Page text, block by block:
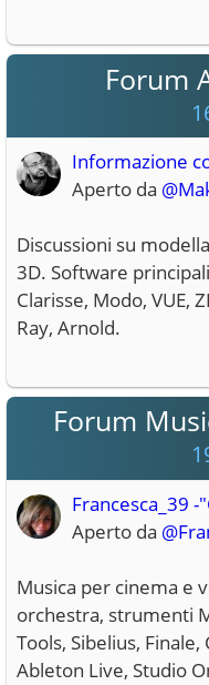
Forum
Informazione
Aperto da
Discussioni su
3D. Software
Clarisse, Modo, VUE,
Ray, Arnold.
Forum
Francesca_39 -
Aperto da
Musica per cinema e
orchestra, strumenti
Tools, Sibelius, Finale,
Ableton Live, Studio